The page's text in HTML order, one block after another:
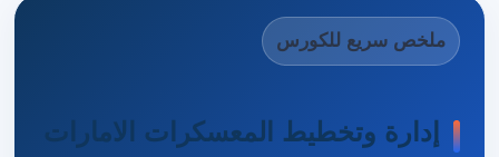
ملخص سريع للكورس
إدارة وتخطيط المعسكرات الامارات